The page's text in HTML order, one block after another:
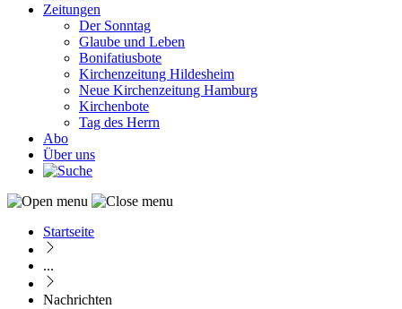
Main
navigation
Zeitungen
Der Sonntag
Glaube und Leben
Bonifatiusbote
Kirchenzeitung Hildesheim
Neue Kirchenzeitung Hamburg
Kirchenbote
Tag des Herrn
Abo
Über uns
Pfadnavigation
Startseite
...
Nachrichten